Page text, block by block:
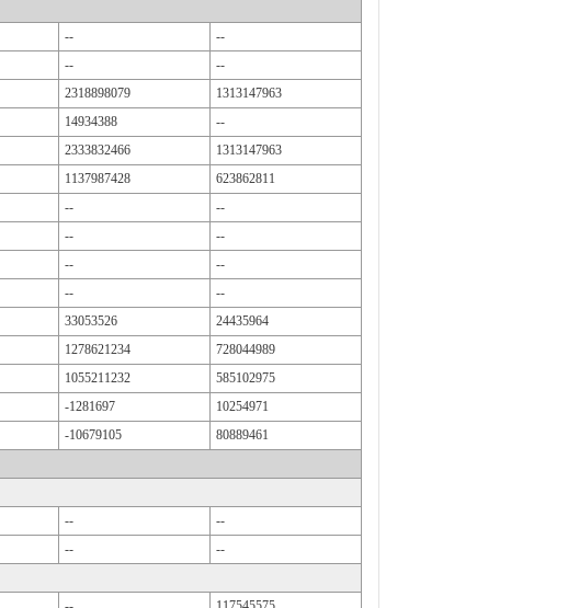
--
--
--
--
2318898079
1313147963
14934388
--
2333832466
1313147963
1137987428
623862811
--
--
--
--
--
--
--
--
33053526
24435964
1278621234
728044989
1055211232
585102975
-1281697
10254971
-10679105
80889461
--
--
--
--